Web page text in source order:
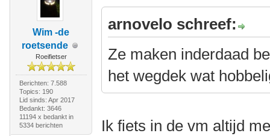
Wim -de
roetsende
Roeifietser
Berichten: 7.588
Topics: 190
Lid sinds: Apr 2017
Bedankt: 3646
11194 x bedankt in
5334 berichten
arnovelo schreef:
Ze maken inderdaad
het wegdek wat
Ik fiets in de vm altijd